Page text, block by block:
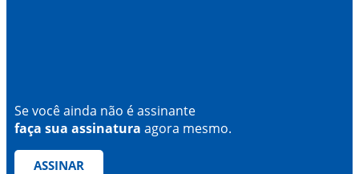
Se você ainda não é assinante
faça sua assinatura agora mesmo.
ASSINAR